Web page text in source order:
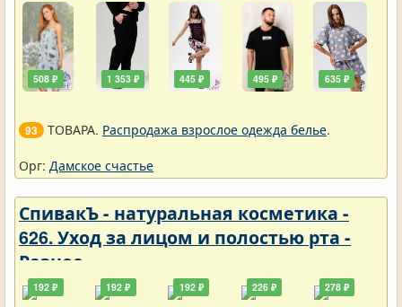
508 ₽ 1 353 ₽ 445 ₽ 495 ₽ 635 ₽
93 ТОВАРА. Распродажа взрослое одежда белье.
Орг: Дамское счастье
СпивакЪ - натуральная косметика -
626. Уход за лицом и полостью рта -
Разное
192 ₽ 192 ₽ 192 ₽ 226 ₽ 278 ₽